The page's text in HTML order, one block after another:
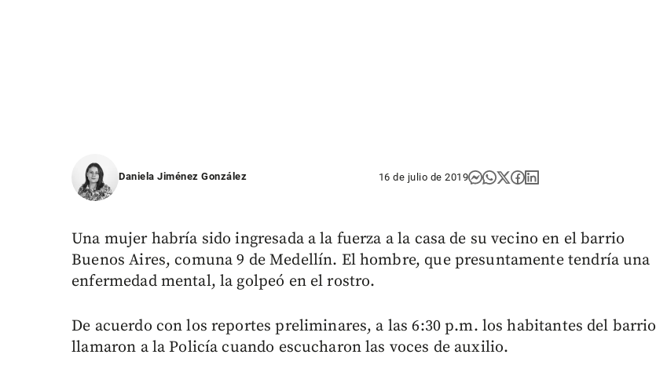
Daniela Jiménez González 16 de julio de 2019
Una mujer habría sido ingresada a la fuerza a la casa de su vecino en el barrio
Buenos Aires, comuna 9 de Medellín. El hombre, que presuntamente tendría una
enfermedad mental, la golpeó en el rostro.
De acuerdo con los reportes preliminares, a las 6:30 p.m. los habitantes del barrio
llamaron a la Policía cuando escucharon las voces de auxilio.